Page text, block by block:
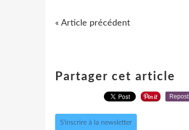
« Article précédent
Partager cet article
Repost
S'inscrire à la newsletter